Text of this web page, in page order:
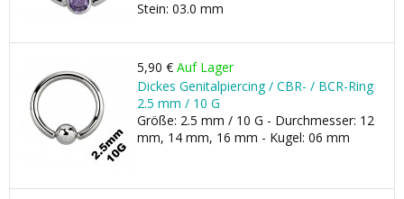
Stein: 03.0 mm
5,90 € Auf Lager
Dickes Genitalpiercing / CBR- / BCR-Ring
2.5 mm / 10 G
Größe: 2.5 mm / 10 G - Durchmesser: 12
mm, 14 mm, 16 mm - Kugel: 06 mm